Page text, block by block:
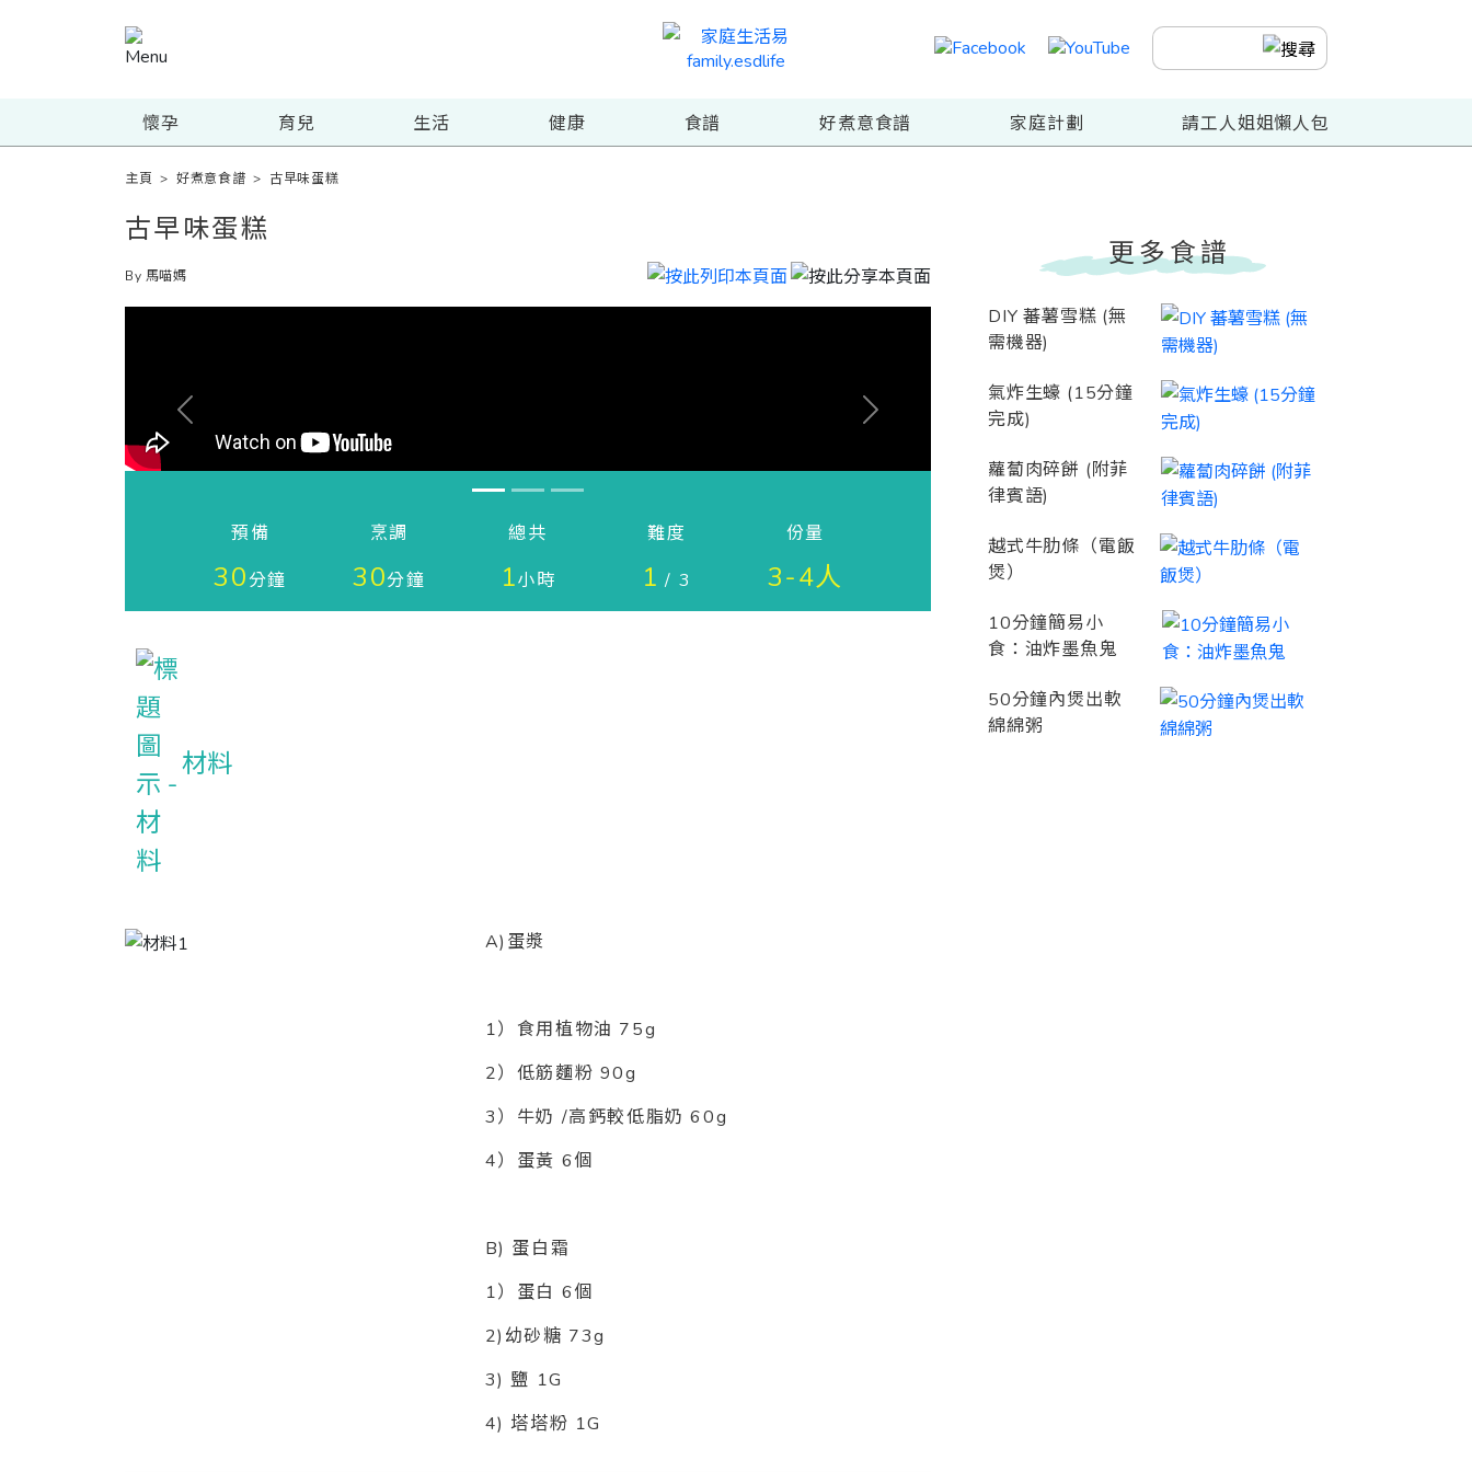
懷孕 育兒 生活 健康 食譜 好煮意食譜 家庭計劃 請工人姐姐懶人包
主頁 >好煮意食譜 > 古早味蛋糕
古早味蛋糕
By 馬喵媽
Previous Next
預備
30分鐘
烹調
30分鐘
總共
1小時
難度
1 / 3
份量
3-4人
材料
A) 蛋漿
1）食用植物油 75g
2）低筋麵粉 90g
3）牛奶 /高鈣較低脂奶 60g
4）蛋黃 6個
B) 蛋白霜
1）蛋白 6個
2) 幼砂糖 73g
3)鹽 1G
4)塔塔粉 1G
更多食譜
DIY 蕃薯雪糕 (無
需機器)
氣炸生蠔 (15分鐘
完成)
蘿蔔肉碎餅 (附菲
律賓語)
越式牛肋條（電飯
煲）
10分鐘簡易小
食：油炸墨魚鬼
50分鐘內煲出軟
綿綿粥